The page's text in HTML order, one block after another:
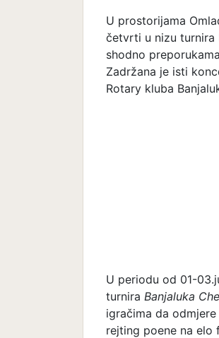
U prostorijama
četvrti u nizu turnira
shodno
Zadržana je isti
Rotary kluba
U periodu od 01-
turnira Banjaluka
igračima da
rejting poene na elo